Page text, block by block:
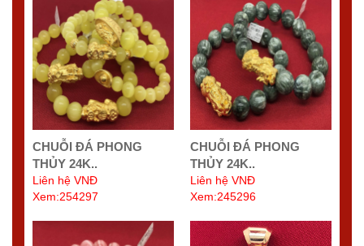
CHUỖI ĐÁ PHONG
THỦY 24K..
Liên hệ VNĐ
Xem:254297
CHUỖI ĐÁ PHONG
THỦY 24K..
Liên hệ VNĐ
Xem:245296